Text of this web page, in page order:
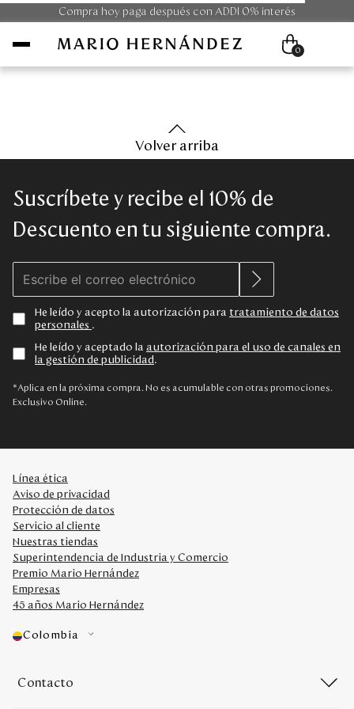
Compra hoy paga después con ADDI 0% interés
Hombre
Unisex
Colecciones
Outlet
Disney
Servicio al cliente
Nuestras Tiendas
Colombia
Panamá
0
Volver arriba
Suscríbete y recibe el 10% de
Descuento en tu siguiente compra.
He leído y acepto la autorización para tratamiento de datos
personales .
He leído y aceptado la autorización para el uso de canales en
la gestión de publicidad .
*Aplica en la próxima compra. No es acumulable con otras promociones.
Exclusivo Online.
Línea ética
Aviso de privacidad
Protección de datos
Servicio al cliente
Nuestras tiendas
Superintendencia de Industria y Comercio
Premio Mario Hernández
Empresas
45 años Mario Hernández
Colombia
Contacto